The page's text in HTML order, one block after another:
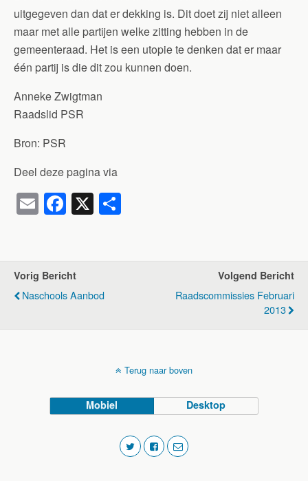
uitgegeven dan dat er dekking is. Dit doet zij niet alleen
maar met alle partijen welke zitting hebben in de
gemeenteraad. Het is een utopie te denken dat er maar
één partij is die dit zou kunnen doen.
Anneke Zwigtman
Raadslid PSR
Bron: PSR
Deel deze pagina via
E
m
F
a
e
b
o
X
n
Vorig Bericht
Naschools Aanbod
Volgend Bericht
Raadscommissies Februari
2013
Terug naar boven
Mobiel Desktop